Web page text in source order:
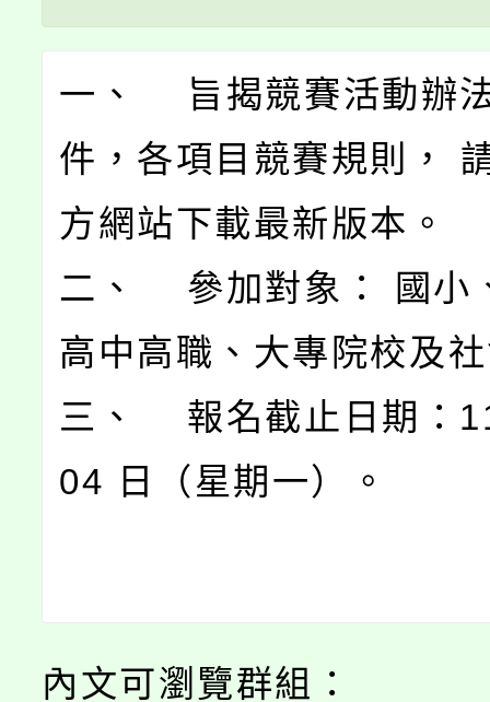
一、 旨揭競賽活動辦
件，各項目競賽規則，
方網站下載最新版本。
二、 參加對象： 國小
高中高職、大專院校及
三、 報名截止日期：
04 日（星期一）。
內文可瀏覽群組：